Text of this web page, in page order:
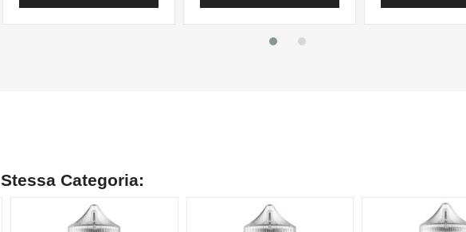
Categoria: